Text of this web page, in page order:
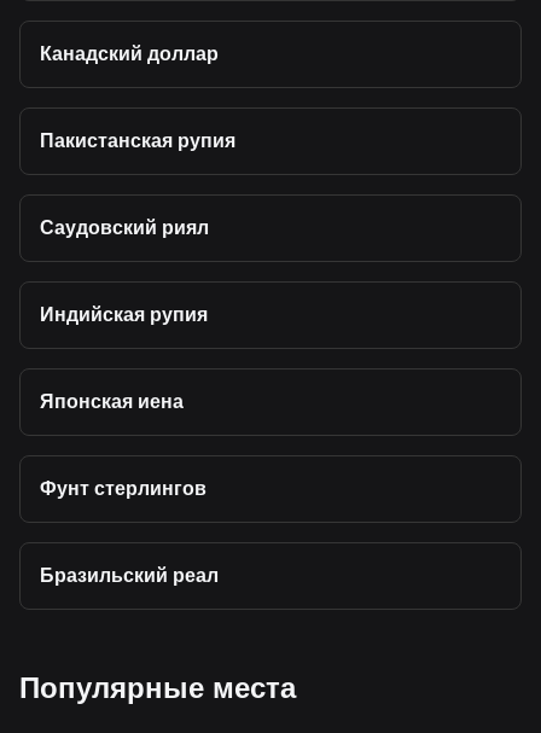
Канадский доллар
Пакистанская рупия
Саудовский риял
Индийская рупия
Японская иена
Фунт стерлингов
Бразильский реал
Популярные места